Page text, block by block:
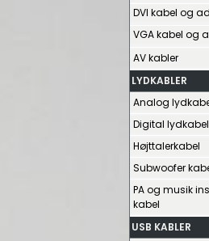
DVI kabel og
VGA kabel og
AV kabler
LYDKABLER
Analog
Digital lydkabel
Højttalerkabel
Subwoofer
PA og musik
kabel
USB KABLER